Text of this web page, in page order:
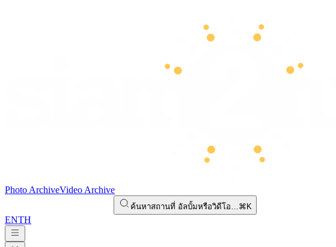
Photo ArchiveVideo Archive
ค้นหาสถานที่ อัลบั้มหรือวิดีโอ…⌘K
ENTH